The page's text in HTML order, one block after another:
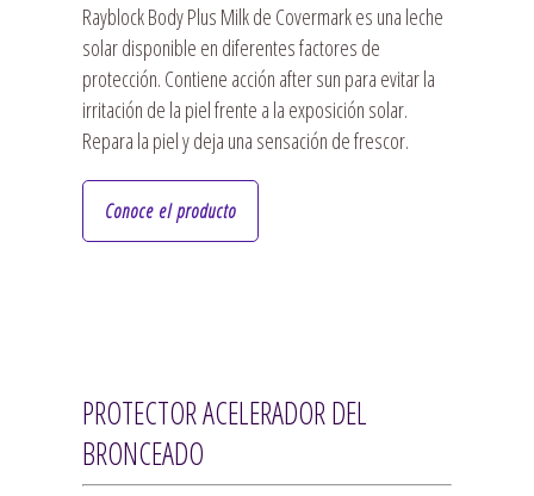
Rayblock Body Plus Milk de Covermark es una leche
solar disponible en diferentes factores de
protección. Contiene acción after sun para evitar la
irritación de la piel frente a la exposición solar.
Repara la piel y deja una sensación de frescor.
Conoce el producto
PROTECTOR ACELERADOR DEL
BRONCEADO